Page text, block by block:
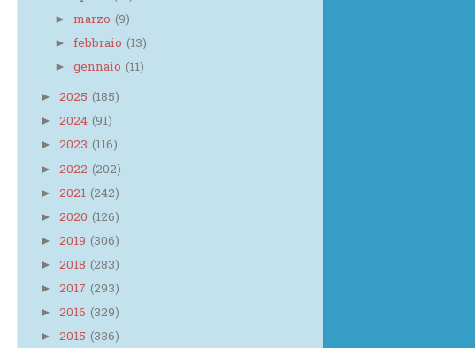
►marzo(9)
►febbraio(13)
►gennaio(11)
► 2025 (185)
► 2024 (91)
► 2023 (116)
► 2022 (202)
► 2021 (242)
► 2020 (126)
► 2019 (306)
► 2018 (283)
► 2017 (293)
► 2016 (329)
► 2015 (336)